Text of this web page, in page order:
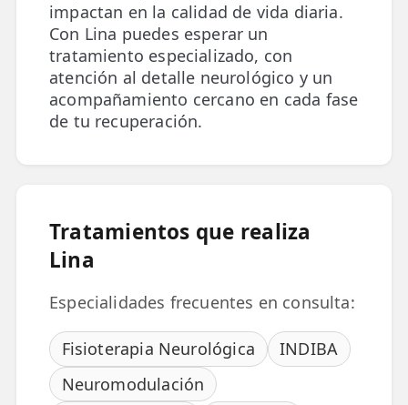
🧠 Fisioterapia Neurológica
🧍 Fisioterapia Vestibular
🫁 Fisioterapia Respiratoria
👶 Fisioterapia Pediátrica
TRATAMIENTOS
✅ Ondas de Choque
✅ EPTE - EPI
ESTÉTICA
✨ Fisioestética
✨ Radiofrecuencia INDIBA
impactan en la calidad de vida diaria.
Con Lina puedes esperar un
tratamiento especializado, con
atención al detalle neurológico y un
acompañamiento cercano en cada fase
de tu recuperación.
Tratamientos que realiza
Lina
Especialidades frecuentes en consulta:
Fisioterapia Neurológica
INDIBA
Neuromodulación